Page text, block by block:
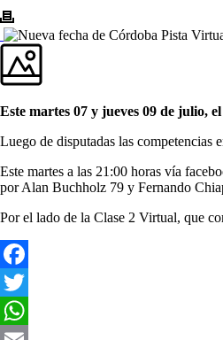
Este martes 07 y jueves 09 de julio,
Luego de disputadas las competencias
Este martes a las 21:00 horas vía
por Alan Buchholz 79 y Fernando
Por el lado de la Clase 2 Virtual, que
Facebook
Twitter